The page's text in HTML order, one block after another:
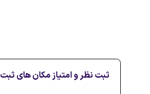
ثبت نظر و امتیاز مکان های